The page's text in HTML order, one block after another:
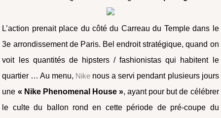
L’action prenait place du côté du Carreau du Temple dans le
3e arrondissement de Paris. Bel endroit stratégique, quand on
voit les quantités de hipsters / fashionistas qui habitent le
quartier … Au menu, Nike nous a servi pendant plusieurs jours
une « Nike Phenomenal House », ayant pour but de célébrer
le culte du ballon rond en cette période de pré-coupe du